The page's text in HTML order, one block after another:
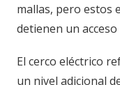
mallas, pero estos
detienen un
El cerco eléctrico
un nivel adicional